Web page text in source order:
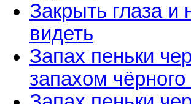
Закрыть глаза и
видеть
Запах пеньки
запахом